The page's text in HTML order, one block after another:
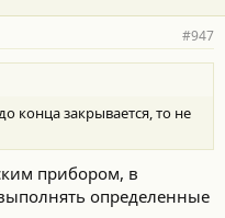
#947
конца закрывается, то не
прибором, в
определенные